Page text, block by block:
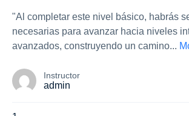
"Al completar este nivel básico, habrás
necesarias para avanzar hacia niveles
avanzados, construyendo un camino...
Instructor
admin